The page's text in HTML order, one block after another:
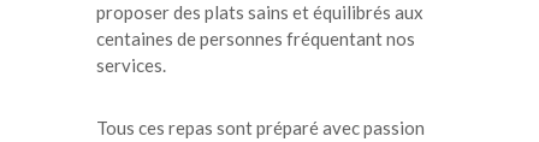
proposer des plats sains et équilibrés aux
centaines de personnes fréquentant nos
services.
Tous ces repas sont préparé avec passion